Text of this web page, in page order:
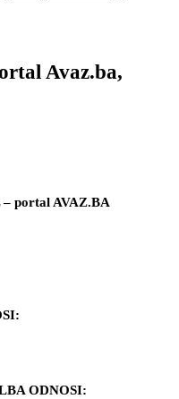
Avaz.ba,
portal AVAZ.BA
ODNOSI: